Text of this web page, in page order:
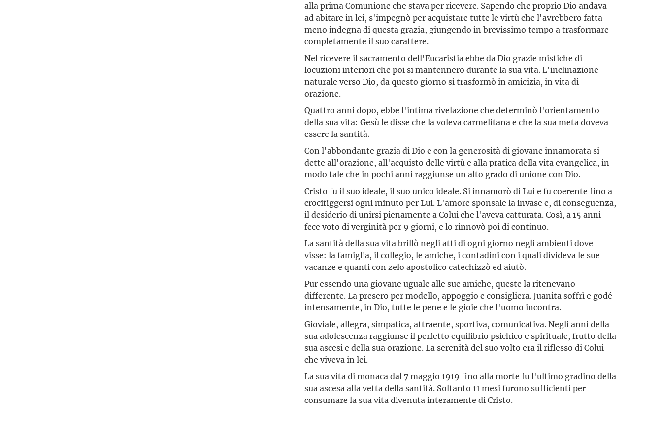
alla prima Comunione che stava per ricevere. Sapendo che proprio Dio andava
ad abitare in lei, s'impegnò per acquistare tutte le virtù che l'avrebbero fatta
meno indegna di questa grazia, giungendo in brevissimo tempo a trasformare
completamente il suo carattere.
Nel ricevere il sacramento dell'Eucaristia ebbe da Dio grazie mistiche di
locuzioni interiori che poi si mantennero durante la sua vita. L'inclinazione
naturale verso Dio, da questo giorno si trasformò in amicizia, in vita di
orazione.
Quattro anni dopo, ebbe l'intima rivelazione che determinò l'orientamento
della sua vita: Gesù le disse che la voleva carmelitana e che la sua meta doveva
essere la santità.
Con l'abbondante grazia di Dio e con la generosità di giovane innamorata si
dette all'orazione, all'acquisto delle virtù e alla pratica della vita evangelica, in
modo tale che in pochi anni raggiunse un alto grado di unione con Dio.
Cristo fu il suo ideale, il suo unico ideale. Si innamorò di Lui e fu coerente fino a
crocifiggersi ogni minuto per Lui. L'amore sponsale la invase e, di conseguenza,
il desiderio di unirsi pienamente a Colui che l'aveva catturata. Così, a 15 anni
fece voto di verginità per 9 giorni, e lo rinnovò poi di continuo.
La santità della sua vita brillò negli atti di ogni giorno negli ambienti dove
visse: la famiglia, il collegio, le amiche, i contadini con i quali divideva le sue
vacanze e quanti con zelo apostolico catechizzò ed aiutò.
Pur essendo una giovane uguale alle sue amiche, queste la ritenevano
differente. La presero per modello, appoggio e consigliera. Juanita soffrì e godé
intensamente, in Dio, tutte le pene e le gioie che l'uomo incontra.
Gioviale, allegra, simpatica, attraente, sportiva, comunicativa. Negli anni della
sua adolescenza raggiunse il perfetto equilibrio psichico e spirituale, frutto della
sua ascesi e della sua orazione. La serenità del suo volto era il riflesso di Colui
che viveva in lei.
La sua vita di monaca dal 7 maggio 1919 fino alla morte fu l'ultimo gradino della
sua ascesa alla vetta della santità. Soltanto 11 mesi furono sufficienti per
consumare la sua vita divenuta interamente di Cristo.